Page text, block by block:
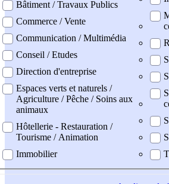
Bâtiment / Travaux Publics
Commerce / Vente
Communication / Multimédia
Conseil / Etudes
Direction d'entreprise
Espaces verts et naturels /
Agriculture / Pêche / Soins aux
animaux
Hôtellerie - Restauration /
Tourisme / Animation
Immobilier